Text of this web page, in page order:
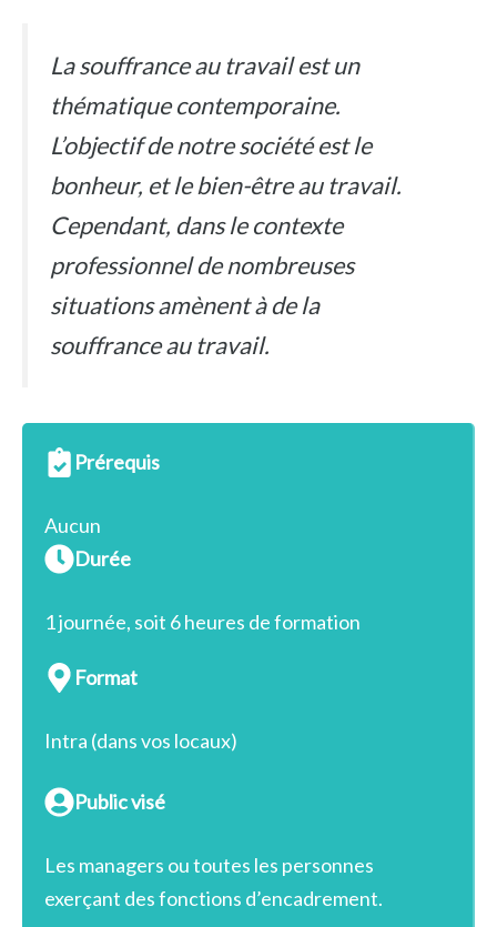
La souffrance au travail est un
thématique contemporaine.
L’objectif de notre société est le
bonheur, et le bien-être au travail.
Cependant, dans le contexte
professionnel de nombreuses
situations amènent à de la
souffrance au travail.
Prérequis
Aucun
Durée
1 journée, soit 6 heures de formation
Format
Intra (dans vos locaux)
Public visé
Les managers ou toutes les personnes
exerçant des fonctions d’encadrement.